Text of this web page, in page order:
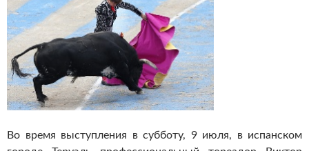
Во время выступления в субботу, 9 июля, в испанском